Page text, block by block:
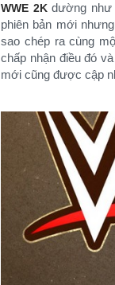
WWE 2Kdường như
phiên bản mới
sao chép ra cùng
chấp nhận điều đó
mới cũng được cập